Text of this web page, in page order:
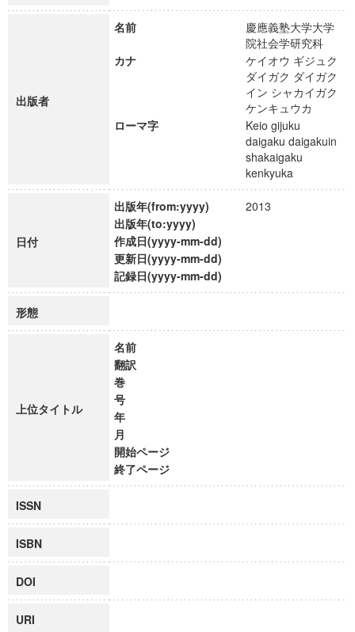
出版者
名前
慶應義塾大学大学
院社会学研究科
カナ
ケイオウ ギジュク
ダイガク ダイガク
イン シャカイガク
ケンキュウカ
ローマ字
Keio gijuku
daigaku daigakuin
shakaigaku
kenkyuka
日付
出版年(from:yyyy)
2013
出版年(to:yyyy)
作成日(yyyy-mm-dd)
更新日(yyyy-mm-dd)
記録日(yyyy-mm-dd)
形態
上位タイトル
名前
翻訳
巻
号
年
月
開始ページ
終了ページ
ISSN
ISBN
DOI
URI